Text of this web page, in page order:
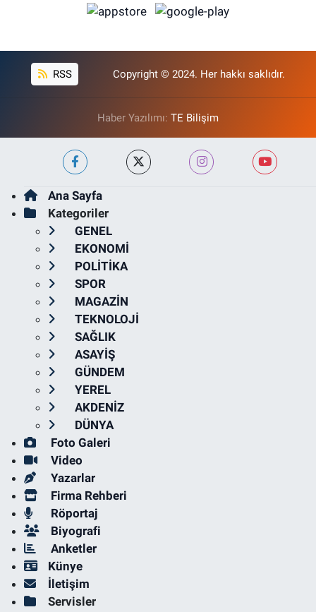
RSS Copyright © 2024. Her hakkı saklıdır.
Haber Yazılımı: TE Bilişim
Ana Sayfa
Kategoriler
GENEL
EKONOMİ
POLİTİKA
SPOR
MAGAZİN
TEKNOLOJİ
SAĞLIK
ASAYİŞ
GÜNDEM
YEREL
AKDENİZ
DÜNYA
Foto Galeri
Video
Yazarlar
Firma Rehberi
Röportaj
Biyografi
Anketler
Künye
İletişim
Servisler